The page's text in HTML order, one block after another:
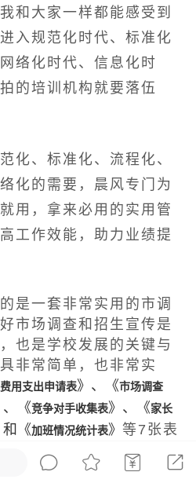
需求对接
者从新闻发
稳进提质攻
经济一揽子政
育行业被纳
委 财政部 税务
费政策实施范
31号各省、自
和大家一样都能感受到
入规范化时代、标准化
络化时代、信息化时
的培训机构就要落伍
化、标准化、流程化、
化的需要，晨风专门为
用，拿来必用的实用管
工作效能，助力业绩提
是一套非常实用的市调
市场调查和招生宣传是
也是学校发展的关键与
非常简单，也非常实
用支出申请表》、《市场调查
、《竞争对手收集表》、《家长
和《加班情况统计表》 等7张表